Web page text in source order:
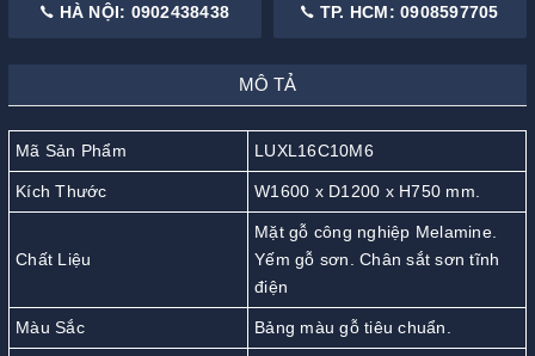
HÀ NỘI: 0902438438 TP. HCM: 0908597705
MÔ TẢ
Mã Sản Phẩm LUXL16C10M6
Kích Thước W1600 x D1200 x H750 mm.
Chất Liệu
Mặt gỗ công nghiệp Melamine.
Yếm gỗ sơn. Chân sắt sơn tĩnh
điện
Màu Sắc Bảng màu gỗ tiêu chuẩn.